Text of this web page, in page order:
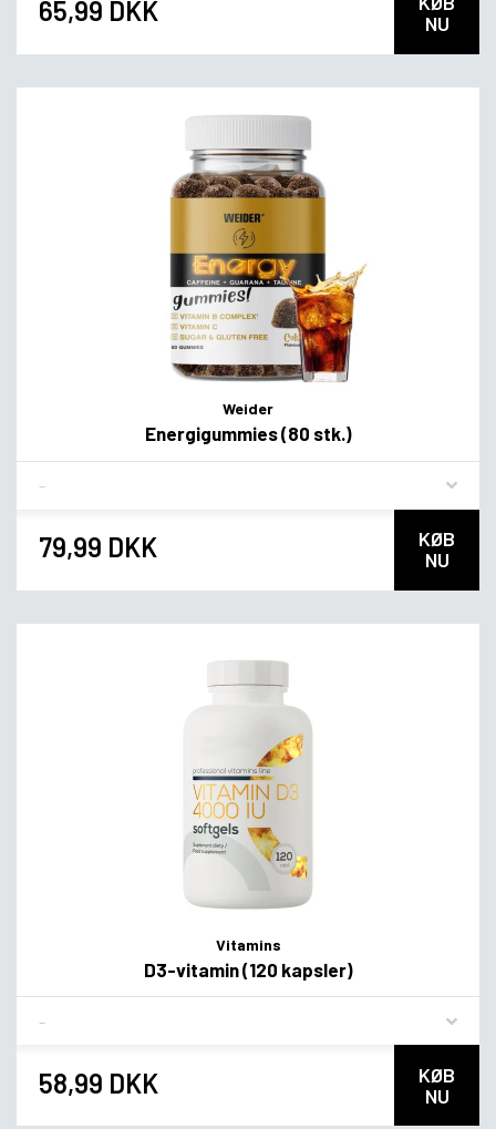
65,99 DKK
NU
Weider
Energigummies (80 stk.)
79,99 DKK
KØB
NU
Vitamins
D3-vitamin (120 kapsler)
58,99 DKK
KØB
NU